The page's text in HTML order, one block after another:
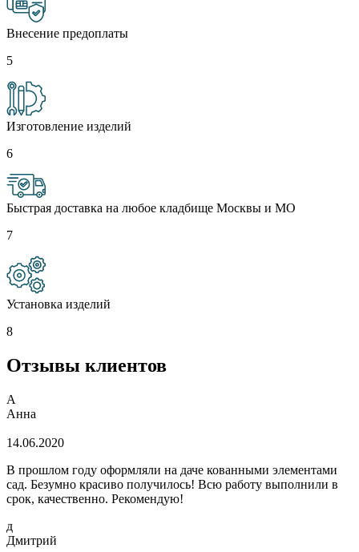
Внесение предоплаты
5
Изготовление изделий
6
Быстрая доставка на любое кладбище Москвы и МО
7
Установка изделий
8
Отзывы клиентов
А
Анна
14.06.2020
В прошлом году оформляли на даче кованными элементами
сад. Безумно красиво получилось! Всю работу выполнили в
срок, качественно. Рекомендую!
д
Дмитрий